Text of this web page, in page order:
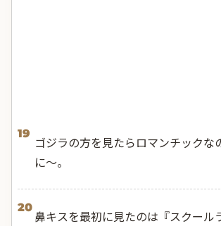
19
ゴジラの方を見たらロマンチックな
に〜。
20
鼻キスを最初に見たのは『スクール